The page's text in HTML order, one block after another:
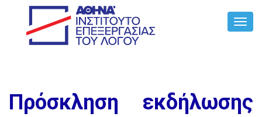
Πρόσκληση εκδήλωσης